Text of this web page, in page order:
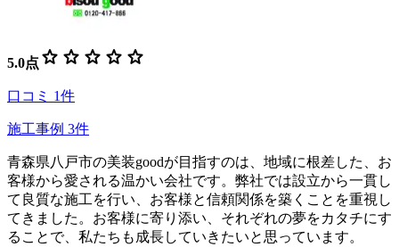
5.0点 star star star star star
口コミ 1件
施工事例 3件
青森県八戸市の美装goodが目指すのは、地域に根差した、お
客様から愛される温かい会社です。弊社では設立から一貫し
て良質な施工を行い、お客様と信頼関係を築くことを重視し
てきました。お客様に寄り添い、それぞれの夢をカタチにす
ることで、私たちも成長していきたいと思っています。